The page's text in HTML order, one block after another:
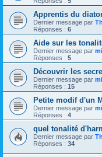
Apprentis du
Dernier message par
Réponses : 6
Aide sur les
Dernier message par
Réponses : 5
Découvrir les
Dernier message par
Réponses : 15
Petite modif d'un
Dernier message par
Réponses : 4
quel tonalité
Dernier message par
Réponses : 34